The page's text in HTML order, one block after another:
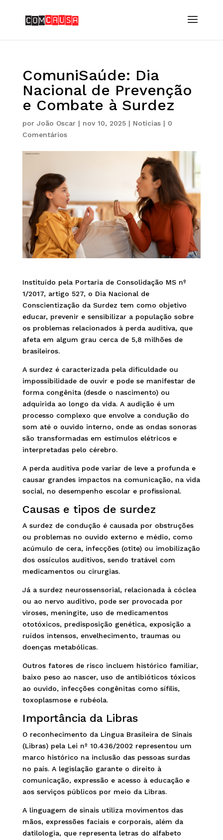
ComuniSaúde: Dia
Nacional de Prevenção
e Combate à Surdez
por João Oscar| nov 10, 2025| Notícias| 0
Comentários
Instituído pela Portaria de Consolidação MS nº
1/2017, artigo 527, o Dia Nacional de
Conscientização da Surdez tem como objetivo
educar, prevenir e sensibilizar a população sobre
os problemas relacionados à perda auditiva, que
afeta em algum grau cerca de 5,8 milhões de
brasileiros.
A surdez é caracterizada pela dificuldade ou
impossibilidade de ouvir e pode se manifestar de
forma congênita (desde o nascimento) ou
adquirida ao longo da vida. A audição é um
processo complexo que envolve a condução do
som até o ouvido interno, onde as ondas sonoras
são transformadas em estímulos elétricos e
interpretadas pelo cérebro.
A perda auditiva pode variar de leve a profunda e
causar grandes impactos na comunicação, na vida
social, no desempenho escolar e profissional.
Causas e tipos de surdez
A surdez de condução é causada por obstruções
ou problemas no ouvido externo e médio, como
acúmulo de cera, infecções (otite) ou imobilização
dos ossículos auditivos, sendo tratável com
medicamentos ou cirurgias.
Já a surdez neurossensorial, relacionada à cóclea
ou ao nervo auditivo, pode ser provocada por
viroses, meningite, uso de medicamentos
ototóxicos, predisposição genética, exposição a
ruídos intensos, envelhecimento, traumas ou
doenças metabólicas.
Outros fatores de risco incluem histórico familiar,
baixo peso ao nascer, uso de antibióticos tóxicos
ao ouvido, infecções congênitas como sífilis,
toxoplasmose e rubéola.
Importância da Libras
O reconhecimento da Língua Brasileira de Sinais
(Libras) pela Lei nº 10.436/2002 representou um
marco histórico na inclusão das pessoas surdas
no país. A legislação garante o direito à
comunicação, expressão e acesso à educação e
aos serviços públicos por meio da Libras.
A linguagem de sinais utiliza movimentos das
mãos, expressões faciais e corporais, além da
datilologia, que representa letras do alfabeto